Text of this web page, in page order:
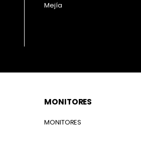
Mejía
MONITORES
MONITORES